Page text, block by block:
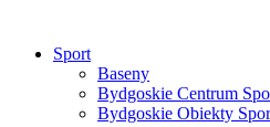
Sport
Baseny
Bydgoskie Centrum
Bydgoskie Obiekty